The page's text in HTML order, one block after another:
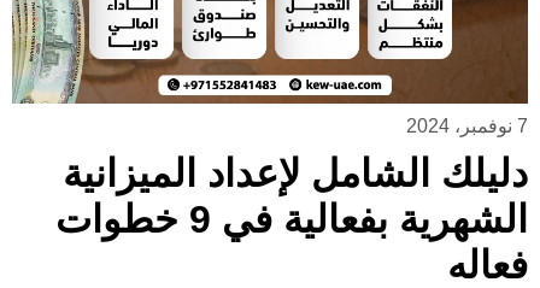
7 نوفمبر، 2024
دليلك الشامل لإعداد الميزانية
الشهرية بفعالية في 9 خطوات
فعاله